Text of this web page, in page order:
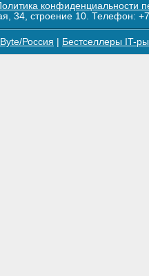
конфиденциальности
34, строение 10. Телефон:
Byte/Россия Бестселлеры IT-